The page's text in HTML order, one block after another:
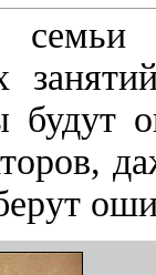
семьи
будут